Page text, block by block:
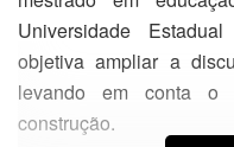
Universidade
objetiva ampliar a
levando em conta o
construção.